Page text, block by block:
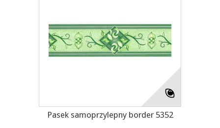
Pasek samoprzylepny border 5352